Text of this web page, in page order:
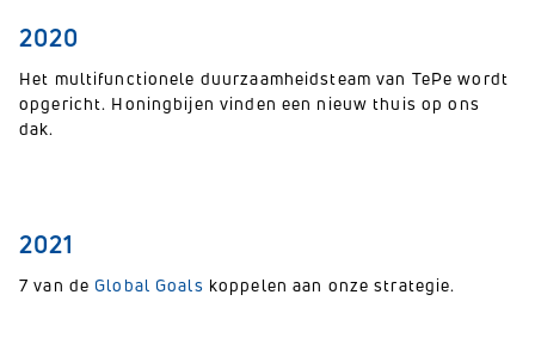
2020
Het multifunctionele duurzaamheidsteam van TePe wordt
opgericht. Honingbijen vinden een nieuw thuis op ons
dak.
2021
7 van de Global Goals koppelen aan onze strategie.